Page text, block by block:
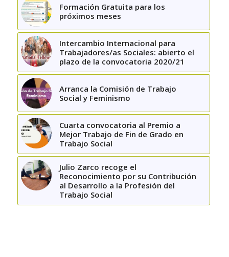
Formación Gratuita para los
próximos meses
Intercambio Internacional para
Trabajadores/as Sociales: abierto el
plazo de la convocatoria 2020/21
Arranca la Comisión de Trabajo
Social y Feminismo
Cuarta convocatoria al Premio a
Mejor Trabajo de Fin de Grado en
Trabajo Social
Julio Zarco recoge el
Reconocimiento por su Contribución
al Desarrollo a la Profesión del
Trabajo Social